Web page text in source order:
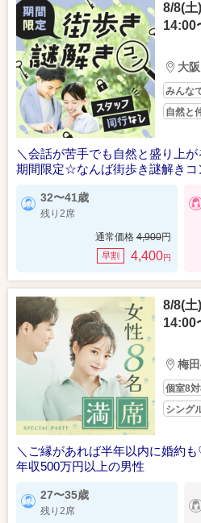
8/8(土)
14:00
大阪
みんな
自然と
＼会話が苦手でも自然と盛り上が
期間限定☆なんば街歩き謎解きコ
32〜41歳
残り2席
通常価格 4,900円
早割 4,400円
8/8(土)
14:00
梅
個室8
シング
＼ご縁があれば半年以内に婚約
年収500万円以上の男性
27〜35歳
残り2席